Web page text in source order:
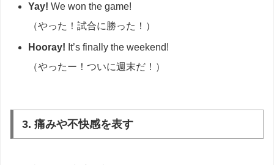
Yay! We won the game!
（やった！試合に勝った！）
Hooray! It’s finally the weekend!
（やったー！ついに週末だ！）
3. 痛みや不快感を表す